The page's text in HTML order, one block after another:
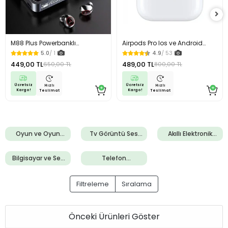
M88 Plus Powerbanklı
Bluetooth Kulaklık HD Ses
5.0/ 1
449,00 TL650,00 TL
Ücretsiz
Kargo!
Hızlı
Teslimat
Airpods Pro Ios ve Android
Bluetooth Kulaklık
4.9/ 53
489,00 TL800,00 TL
Ücretsiz
Kargo!
Hızlı
Teslimat
Oyun ve Oyun
Konsolları
Tv Görüntü Ses
Sistemleri
Akıllı Elektronik
Aletler
Bilgisayar ve Ses
Sistemleri
Telefon
Aksesuarları
Filtreleme Sıralama
Önceki Ürünleri Göster